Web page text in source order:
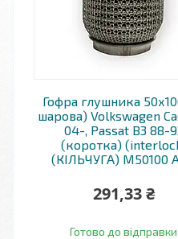
Гофра глушника
шарова) Volkswagen
04-, Passat B3 88-
(коротка)
(КІЛЬЧУГА) M50100
291,33 ₴
Готово до відправки